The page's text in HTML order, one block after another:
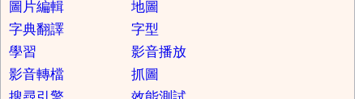
圖片編輯
地圖
字典翻譯
字型
學習
影音播放
影音轉檔
抓圖